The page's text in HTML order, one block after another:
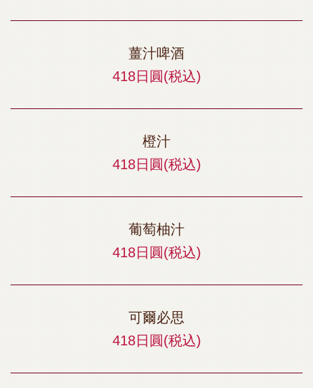
薑汁啤酒
418日圓(税込)
橙汁
418日圓(税込)
葡萄柚汁
418日圓(税込)
可爾必思
418日圓(税込)